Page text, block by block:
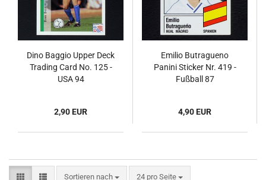
Dino Baggio Upper Deck
Trading Card No. 125 -
USA 94
2,90 EUR
Emilio Butragueno
Panini Sticker Nr. 419 -
Fußball 87
4,90 EUR
Sortieren nach
Sortieren nach 24 pro Seite
pro Seite